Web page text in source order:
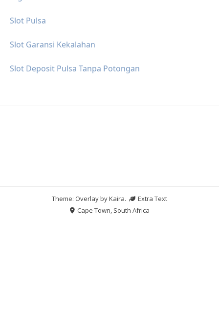
Slot Pulsa
Slot Garansi Kekalahan
Slot Deposit Pulsa Tanpa Potongan
Theme: Overlay byKaira.
Extra Text
Cape Town, South Africa